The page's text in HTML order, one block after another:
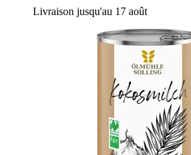
Livraison jusqu'au 17 août